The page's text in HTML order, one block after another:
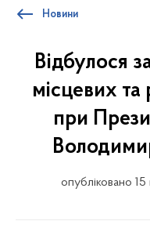
Новини
Відбулося
місцевих та
при
опубліковано